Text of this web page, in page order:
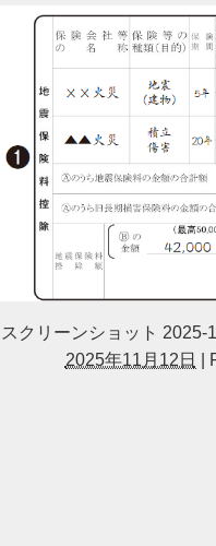
スクリーンショット 2025-
2025年11月12日